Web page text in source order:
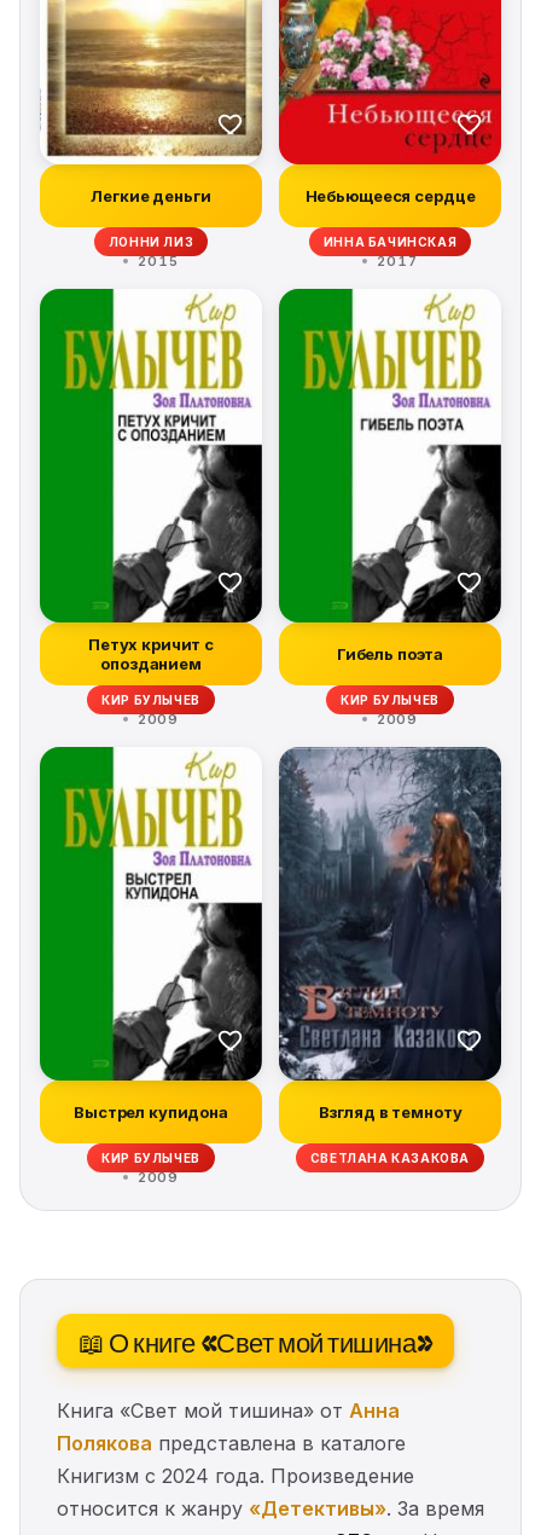
Легкие деньги
ЛОННИ ЛИЗ
2015
Небьющееся сердце
ИННА БАЧИНСКАЯ
2017
Петух кричит с
опозданием
КИР БУЛЫЧЕВ
2009
Гибель поэта
КИР БУЛЫЧЕВ
2009
Выстрел купидона
КИР БУЛЫЧЕВ
2009
Взгляд в темноту
СВЕТЛАНА КАЗАКОВА
📖 О книге «Свет мой тишина»
Книга «Свет мой тишина» от Анна
Полякова представлена в каталоге
Книгизм с 2024 года. Произведение
относится к жанру «Детективы». За время